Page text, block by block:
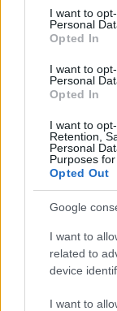
consent section.
I want to
Personal
Opted In
I want to
Personal
Opted In
I want to
Retention,
Personal
Purposes
Opted Out
Google
I want to
related to
device
I want to
Continua
ADSL E